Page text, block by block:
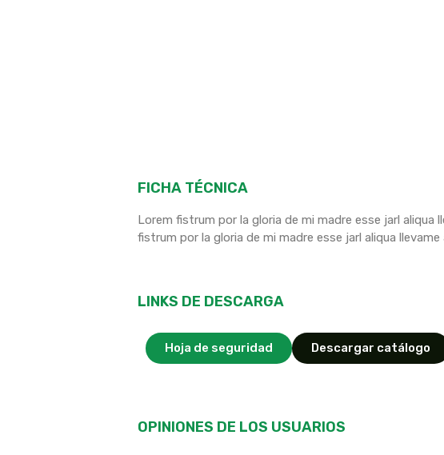
FICHA TÉCNICA
Lorem fistrum por la gloria de mi madre esse jarl aliqua
fistrum por la gloria de mi madre esse jarl aliqua
LINKS DE DESCARGA
Hoja de seguridad Descargar catálogo
OPINIONES DE LOS USUARIOS